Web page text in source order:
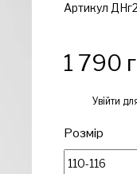
Артикул
1 790
Увійти
Розмір